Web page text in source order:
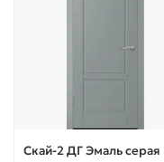
Скай-2 ДГ Эмаль серая